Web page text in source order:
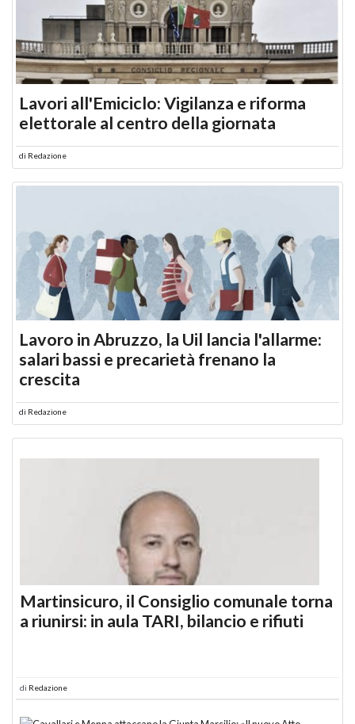
Lavori all'Emiciclo: Vigilanza e riforma
elettorale al centro della giornata
di Redazione
Lavoro in Abruzzo, la Uil lancia l'allarme:
salari bassi e precarietà frenano la
crescita
di Redazione
Martinsicuro, il Consiglio comunale torna
a riunirsi: in aula TARI, bilancio e rifiuti
di Redazione